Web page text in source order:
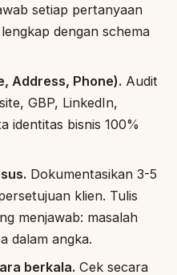
setiap pertanyaan
dengan schema
Address, Phone). Audit
GBP, LinkedIn,
identitas bisnis 100%
Dokumentasikan 3-5
klien. Tulis
menjawab: masalah
dalam angka.
berkala. Cek secara